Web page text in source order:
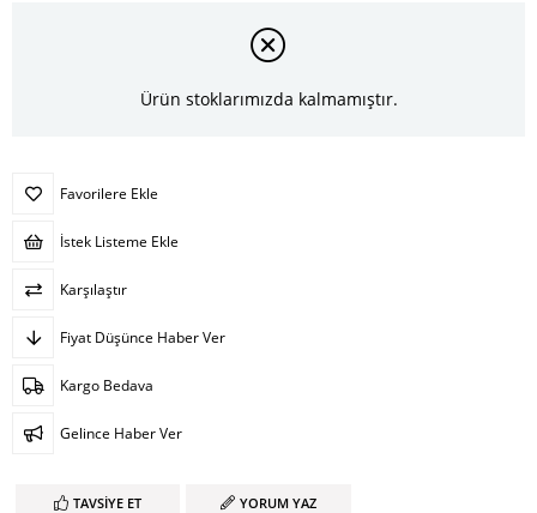
Ürün stoklarımızda kalmamıştır.
Favorilere Ekle
İstek Listeme Ekle
Karşılaştır
Fiyat Düşünce Haber Ver
Kargo Bedava
Gelince Haber Ver
TAVSIYE ET YORUM YAZ